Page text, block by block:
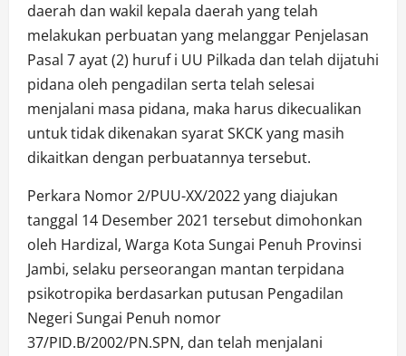
daerah dan wakil kepala daerah yang telah
melakukan perbuatan yang melanggar Penjelasan
Pasal 7 ayat (2) huruf i UU Pilkada dan telah dijatuhi
pidana oleh pengadilan serta telah selesai
menjalani masa pidana, maka harus dikecualikan
untuk tidak dikenakan syarat SKCK yang masih
dikaitkan dengan perbuatannya tersebut.
Perkara Nomor 2/PUU-XX/2022 yang diajukan
tanggal 14 Desember 2021 tersebut dimohonkan
oleh Hardizal, Warga Kota Sungai Penuh Provinsi
Jambi, selaku perseorangan mantan terpidana
psikotropika berdasarkan putusan Pengadilan
Negeri Sungai Penuh nomor
37/PID.B/2002/PN.SPN, dan telah menjalani